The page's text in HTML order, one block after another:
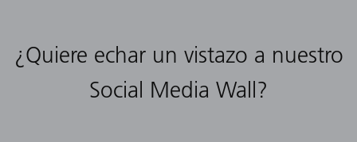
¿Quiere echar un vistazo a nuestro
Social Media Wall?